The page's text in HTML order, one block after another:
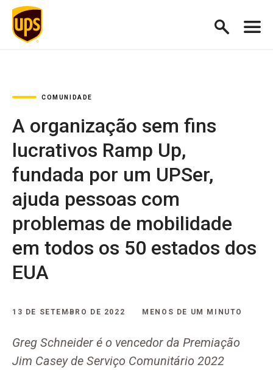
COMUNIDADE
A organização sem fins
lucrativos Ramp Up,
fundada por um UPSer,
ajuda pessoas com
problemas de mobilidade
em todos os 50 estados dos
EUA
13 DE SETEMBRO DE 2022 MENOS DE UM MINUTO
Greg Schneider é o vencedor da Premiação
Jim Casey de Serviço Comunitário 2022